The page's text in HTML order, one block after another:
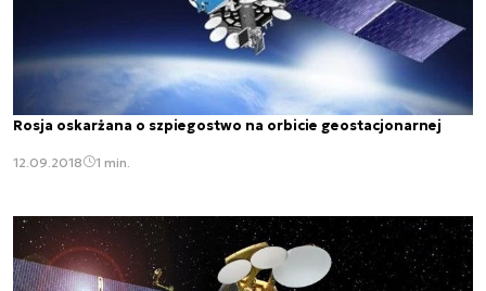
Rosja oskarżana o szpiegostwo na orbicie geostacjonarnej
12.09.2018 1 min.